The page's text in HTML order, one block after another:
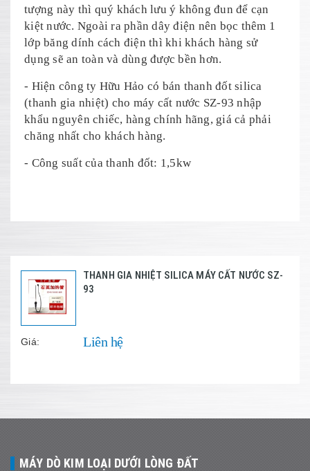
tượng này thì quý khách lưu ý không đun để cạn
kiệt nước. Ngoài ra phần dây điện nên bọc thêm 1
lớp băng dính cách điện thì khi khách hàng sử
dụng sẽ an toàn và dùng được bền hơn.
- Hiện công ty Hữu Hảo có bán thanh đốt silica
(thanh gia nhiệt) cho máy cất nước SZ-93 nhập
khẩu nguyên chiếc, hàng chính hãng, giá cả phải
chăng nhất cho khách hàng.
- Công suất của thanh đốt: 1,5kw
THANH GIA NHIỆT SILICA MÁY CẤT NƯỚC SZ-
93
Giá: Liên hệ
MÁY DÒ KIM LOẠI DƯỚI LÒNG ĐẤT